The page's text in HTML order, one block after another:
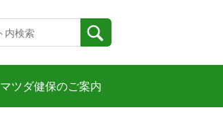
マツダ健保のご案内